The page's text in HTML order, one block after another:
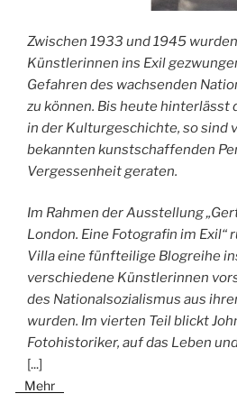
Zwischen 1933 und 1945
Künstlerinnen ins Exil
Gefahren des wachsenden
zu können. Bis heute hinterlässt
in der Kulturgeschichte, so sind
bekannten kunstschaffenden
Vergessenheit geraten.
Im Rahmen der Ausstellung
London. Eine Fotografin im
Villa eine fünfteilige Blogreihe
verschiedene Künstlerinnen
des Nationalsozialismus aus
wurden. Im vierten Teil blickt
Fotohistoriker, auf das Leben
[...]
Mehr